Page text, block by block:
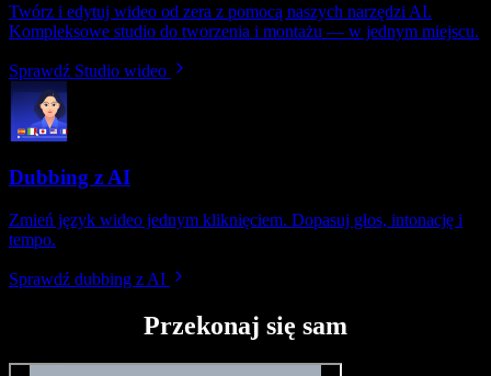
Twórz i edytuj wideo od zera z pomocą naszych narzędzi AI.
Kompleksowe studio do tworzenia i montażu — w jednym miejscu.
Sprawdź Studio wideo
Dubbing z AI
Zmień język wideo jednym kliknięciem. Dopasuj głos, intonację i
tempo.
Sprawdź dubbing z AI
Przekonaj się sam